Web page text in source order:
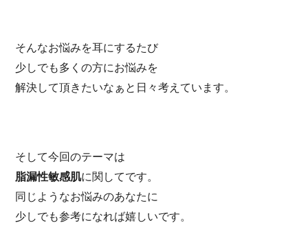
そんなお悩みを耳にするたび
少しでも多くの方にお悩みを
解決して頂きたいなぁと日々考えています。
そして今回のテーマは
脂漏性敏感肌に関してです。
同じようなお悩みのあなたに
少しでも参考になれば嬉しいです。